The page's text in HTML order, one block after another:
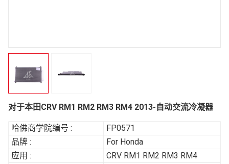
对于本田CRV RM1 RM2 RM3 RM4 2013-自动交流冷凝器
哈佛商学院编号 :
FP0571
品牌 :
For Honda
应用 :
CRV RM1 RM2 RM3 RM4